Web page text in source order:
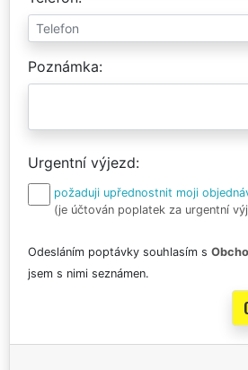
Poznámka
Urgentní výjezd
požaduji upřednostnit moji
(je účtován poplatek za urgentní
Odesláním poptávky souhlasím s
jsem s nimi seznámen.